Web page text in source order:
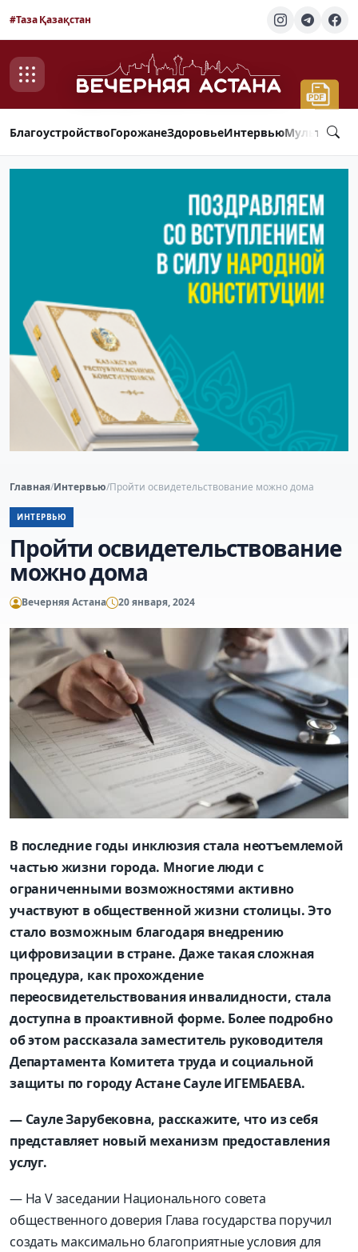
#Таза Қазақстан
БлагоустройствоГорожанеЗдоровьеИнтервью
Главная/Интервью/Пройти освидетельствование можно дома
ИНТЕРВЬЮ
Пройти освидетельствование
можно дома
Вечерняя Астана 20 января, 2024
В последние годы инклюзия стала неотъемлемой
частью жизни города. Многие люди с
ограниченными возможностями активно
участвуют в общественной жизни столицы. Это
стало возможным благодаря внедрению
цифровизации в стране. Даже такая сложная
процедура, как прохождение
переосвидетельствования инвалидности, стала
доступна в проактивной форме. Более подробно
об этом рассказала заместитель руководителя
Департамента Комитета труда и социальной
защиты по городу Астане Сауле ИГЕМБАЕВА.
— Сауле Зарубековна, расскажите, что из себя
представляет новый механизм предоставления
услуг.
— На V заседании Национального совета
общественного доверия Глава государства поручил
создать максимально благоприятные условия для